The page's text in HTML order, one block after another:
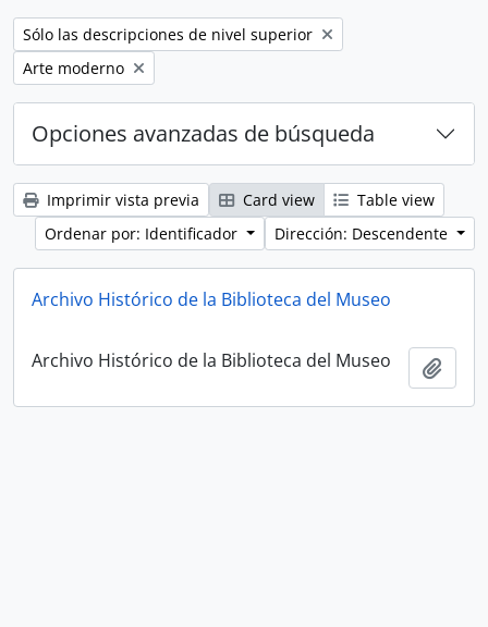
Remove filter:
Sólo las descripciones de nivel superior
Remove filter:
Arte moderno
Opciones avanzadas de búsqueda
Imprimir vista previa Card view
Table view
Ordenar por: Identificador
Dirección: Descendente
Archivo Histórico de la Biblioteca del Museo
Archivo Histórico de la Biblioteca del Museo